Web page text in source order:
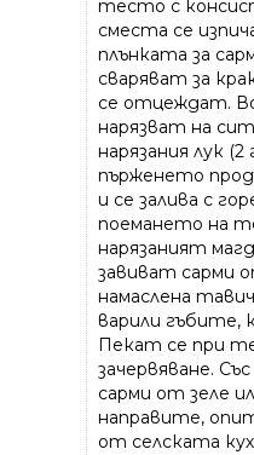
тесто с
сместа се
плънката за
сваряват за
се отцеждат.
нарязват на
нарязания лук
пърженето
и се залива с
поемането на
нарязаният
завиват сaрми
намаслена
варили гъбите,
Пекат се при
зачервяване.
сaрми от зеле
направите,
от селската